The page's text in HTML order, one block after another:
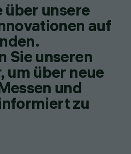
über unsere
auf
Sie unseren
um über neue
und
zu